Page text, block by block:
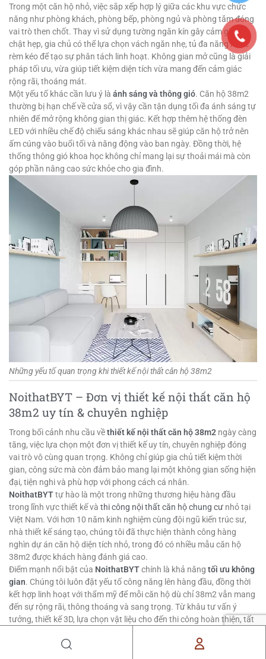
Trong một căn hộ nhỏ, việc sắp xếp hợp lý giữa các khu vực chức
năng như phòng khách, phòng bếp, phòng ngủ và phòng tắm đóng
vai trò then chốt. Thay vì sử dụng tường ngăn kín gây cảm giác
chật hẹp, gia chủ có thể lựa chọn vách ngăn nhẹ, tủ đa năng hoặc
rèm kéo để tạo sự phân tách linh hoạt. Không gian mở cũng là giải
pháp tối ưu, vừa giúp tiết kiệm diện tích vừa mang đến cảm giác
rộng rãi, thoáng mát.
Một yếu tố khác cần lưu ý là ánh sáng và thông gió. Căn hộ 38m2
thường bị hạn chế về cửa sổ, vì vậy cần tận dụng tối đa ánh sáng tự
nhiên để mở rộng không gian thị giác. Kết hợp thêm hệ thống đèn
LED với nhiều chế độ chiếu sáng khác nhau sẽ giúp căn hộ trở nên
ấm cúng vào buổi tối và năng động vào ban ngày. Đồng thời, hệ
thống thông gió khoa học không chỉ mang lại sự thoải mái mà còn
góp phần nâng cao sức khỏe cho gia đình.
Những yếu tố quan trọng khi thiết kế nội thất căn hộ 38m2
NoithatBYT – Đơn vị thiết kế nội thất căn hộ
38m2 uy tín & chuyên nghiệp
Trong bối cảnh nhu cầu vềthiết kế nội thất căn hộ 38m2 ngày càng
tăng, việc lựa chọn một đơn vị thiết kế uy tín, chuyên nghiệp đóng
vai trò vô cùng quan trọng. Không chỉ giúp gia chủ tiết kiệm thời
gian, công sức mà còn đảm bảo mang lại một không gian sống hiện
đại, tiện nghi và phù hợp với phong cách cá nhân.
NoithatBYTtự hào là một trong những thương hiệu hàng đầu
trong lĩnh vực thiết kế và thi công nội thất căn hộ chung cư nhỏ tại
Việt Nam. Với hơn 10 năm kinh nghiệm cùng đội ngũ kiến trúc sư,
nhà thiết kế sáng tạo, chúng tôi đã thực hiện thành công hàng
nghìn dự án căn hộ diện tích nhỏ, trong đó có nhiều mẫu căn hộ
38m2 được khách hàng đánh giá cao.
Điểm mạnh nổi bật của NoithatBYTchính là khả năng tối ưu không
gian. Chúng tôi luôn đặt yếu tố công năng lên hàng đầu, đồng thời
kết hợp linh hoạt với thẩm mỹ để mỗi căn hộ dù chỉ 38m2 vẫn mang
đến sự rộng rãi, thông thoáng và sang trọng. Từ khâu tư vấn ý
tưởng, thiết kế 3D, lựa chọn vật liệu cho đến thi công hoàn thiện, tất
cam kết chất lượng.